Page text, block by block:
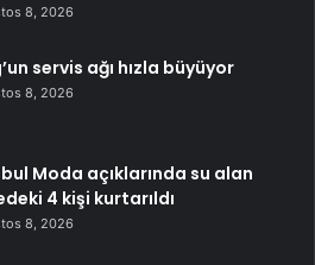
8, 2026
servis ağı hızla büyüyor
8, 2026
Moda açıklarında su alan
4 kişi kurtarıldı
8, 2026